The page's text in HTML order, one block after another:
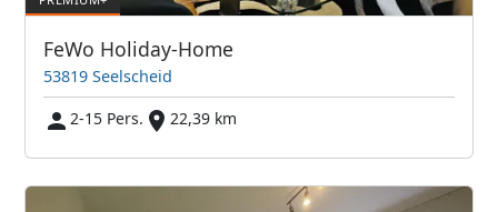
FeWo Holiday-Home
53819 Seelscheid
2-15 Pers.
22,39 km